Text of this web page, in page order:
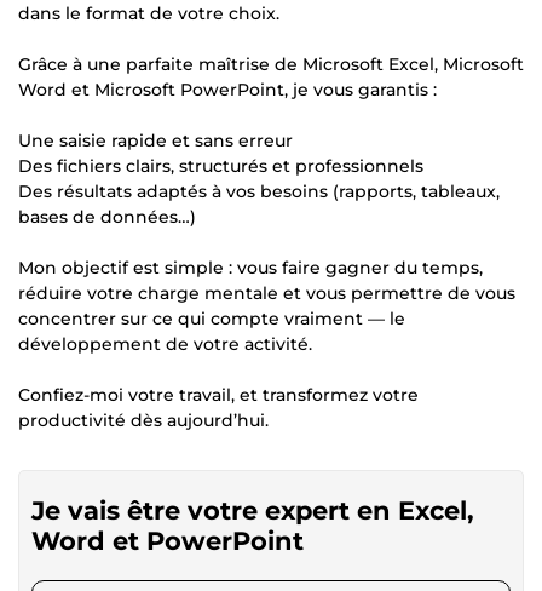
dans le format de votre choix.
Grâce à une parfaite maîtrise de Microsoft Excel, Microsoft
Word et Microsoft PowerPoint, je vous garantis :
Une saisie rapide et sans erreur
Des fichiers clairs, structurés et professionnels
Des résultats adaptés à vos besoins (rapports, tableaux,
bases de données…)
Mon objectif est simple : vous faire gagner du temps,
réduire votre charge mentale et vous permettre de vous
concentrer sur ce qui compte vraiment — le
développement de votre activité.
Confiez-moi votre travail, et transformez votre
productivité dès aujourd’hui.
Je vais être votre expert en Excel,
Word et PowerPoint